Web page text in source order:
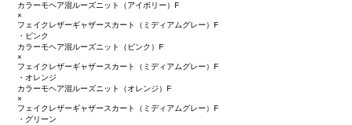
カラーモヘア混ルーズニット（アイボリー）F
×
フェイクレザーギャザースカート（ミディアムグレー）F
・ピンク
カラーモヘア混ルーズニット（ピンク）F
×
フェイクレザーギャザースカート（ミディアムグレー）F
・オレンジ
カラーモヘア混ルーズニット（オレンジ）F
×
フェイクレザーギャザースカート（ミディアムグレー）F
・グリーン